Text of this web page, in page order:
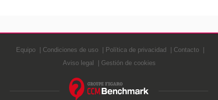
Equipo Condiciones de uso Política de privacidad
Contacto
Aviso legal
Gestión de cookies